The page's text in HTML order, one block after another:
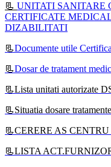
📃 UNITATI SANITARE
CERTIFICATE
DIZABILITATI
📃Documente utile
📃Dosar de tratament
📃Lista unitati autorizate
📃Situatia dosare
📃CERERE AS
📃LISTA